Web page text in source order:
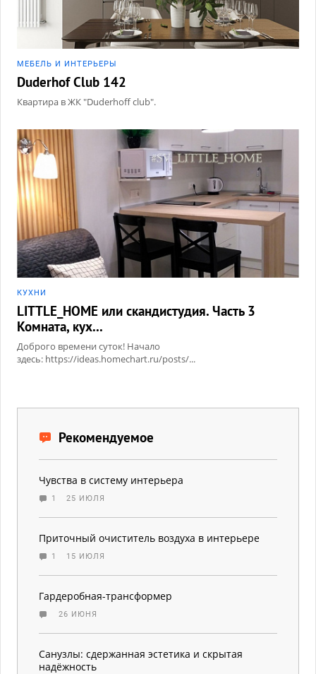
МЕБЕЛЬ И ИНТЕРЬЕРЫ
Duderhof Club 142
Квартира в ЖК "Duderhoff club".
КУХНИ
LITTLE_HOME или скандистудия. Часть 3
Комната, кух...
Доброго времени суток! Начало
здесь: https://ideas.homechart.ru/posts/...
Рекомендуемое
Чувства в систему интерьера
1 25 ИЮЛЯ
Приточный очиститель воздуха в интерьере
1 15 ИЮЛЯ
Гардеробная-трансформер
26 ИЮНЯ
Санузлы: сдержанная эстетика и скрытая
надёжность